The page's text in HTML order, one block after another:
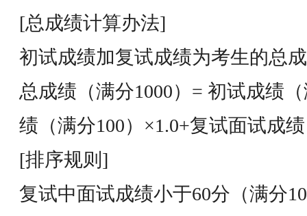
[总成绩计算办法]
初试成绩加复试成绩为考生的总
总成绩（满分1000）= 初试成绩
绩（满分100）×1.0+复试面试成
[排序规则]
复试中面试成绩小于60分（满分